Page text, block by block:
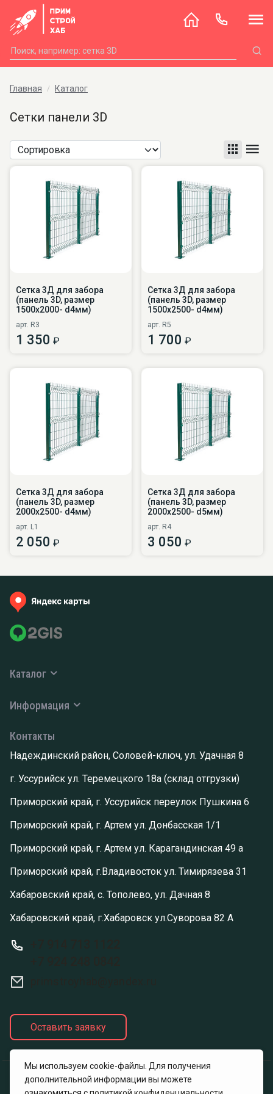
Главная Каталог
Сетки панели 3D
Сетка 3Д для забора
(панель 3D, размер
1500х2000- d4мм)
арт. R3
1 350 ₽
Сетка 3Д для забора
(панель 3D, размер
1500х2500- d4мм)
арт. R5
1 700 ₽
Сетка 3Д для забора
(панель 3D, размер
2000х2500- d4мм)
арт. L1
2 050 ₽
Сетка 3Д для забора
(панель 3D, размер
2000х2500- d5мм)
арт. R4
3 050 ₽
Каталог
Информация
Контакты
Надеждинский район, Соловей-ключ, ул. Удачная 8
г. Уссурийск ул. Теремецкого 18а (склад отгрузки)
Приморский край, г. Уссурийск переулок Пушкина 6
Приморский край, г. Артем ул. Донбасская 1/1
Приморский край, г. Артем ул. Карагандинская 49 а
Приморский край, г.Владивосток ул. Тимирязева 31
Хабаровский край, с. Тополево, ул. Дачная 8
Хабаровский край, г.Хабаровск ул.Суворова 82 А
Оставить заявку
Политика конфиденциальности
Мы используем cookie-файлы. Для получения
дополнительной информации вы можете